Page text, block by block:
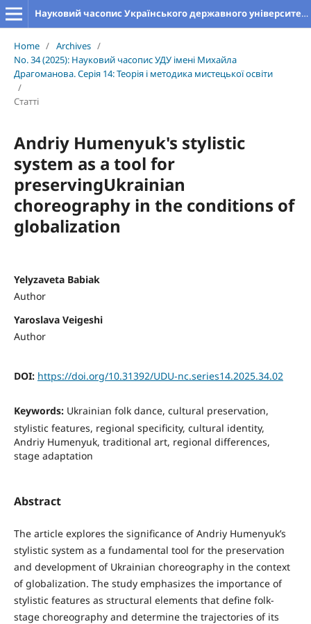
Науковий часопис Українського державного університету імені Михайла Драгоманова. Серія 14. Теорія і методика мистецької освіти
Home / Archives /
No. 34 (2025): Науковий часопис УДУ імені Михайла
Драгоманова. Серія 14: Теорія і методика мистецької освіти
/
Статті
Andriy Humenyuk's stylistic
system as a tool for
preservingUkrainian
choreography in the conditions of
globalization
Yelyzaveta Babiak
Author
Yaroslava Veigeshi
Author
DOI: https://doi.org/10.31392/UDU-nc.series14.2025.34.02
Keywords: Ukrainian folk dance, cultural preservation,
stylistic features, regional specificity, cultural identity,
Andriy Humenyuk, traditional art, regional differences,
stage adaptation
Abstract
The article explores the significance of Andriy Humenyuk’s
stylistic system as a fundamental tool for the preservation
and development of Ukrainian choreography in the context
of globalization. The study emphasizes the importance of
stylistic features as structural elements that define folk-
stage choreography and determine the trajectories of its